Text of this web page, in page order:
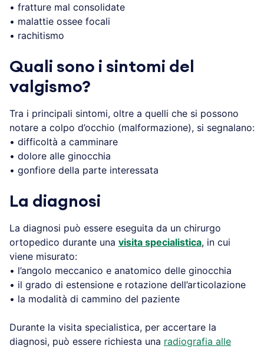
• fratture mal consolidate
• malattie ossee focali
• rachitismo
Quali sono i sintomi del
valgismo?
Tra i principali sintomi, oltre a quelli che si possono
notare a colpo d’occhio (malformazione), si segnalano:
• difficoltà a camminare
• dolore alle ginocchia
• gonfiore della parte interessata
La diagnosi
La diagnosi può essere eseguita da un chirurgo
ortopedico durante una visita specialistica, in cui
viene misurato:
• l’angolo meccanico e anatomico delle ginocchia
• il grado di estensione e rotazione dell’articolazione
• la modalità di cammino del paziente
Durante la visita specialistica, per accertare la
diagnosi, può essere richiesta una radiografia alle